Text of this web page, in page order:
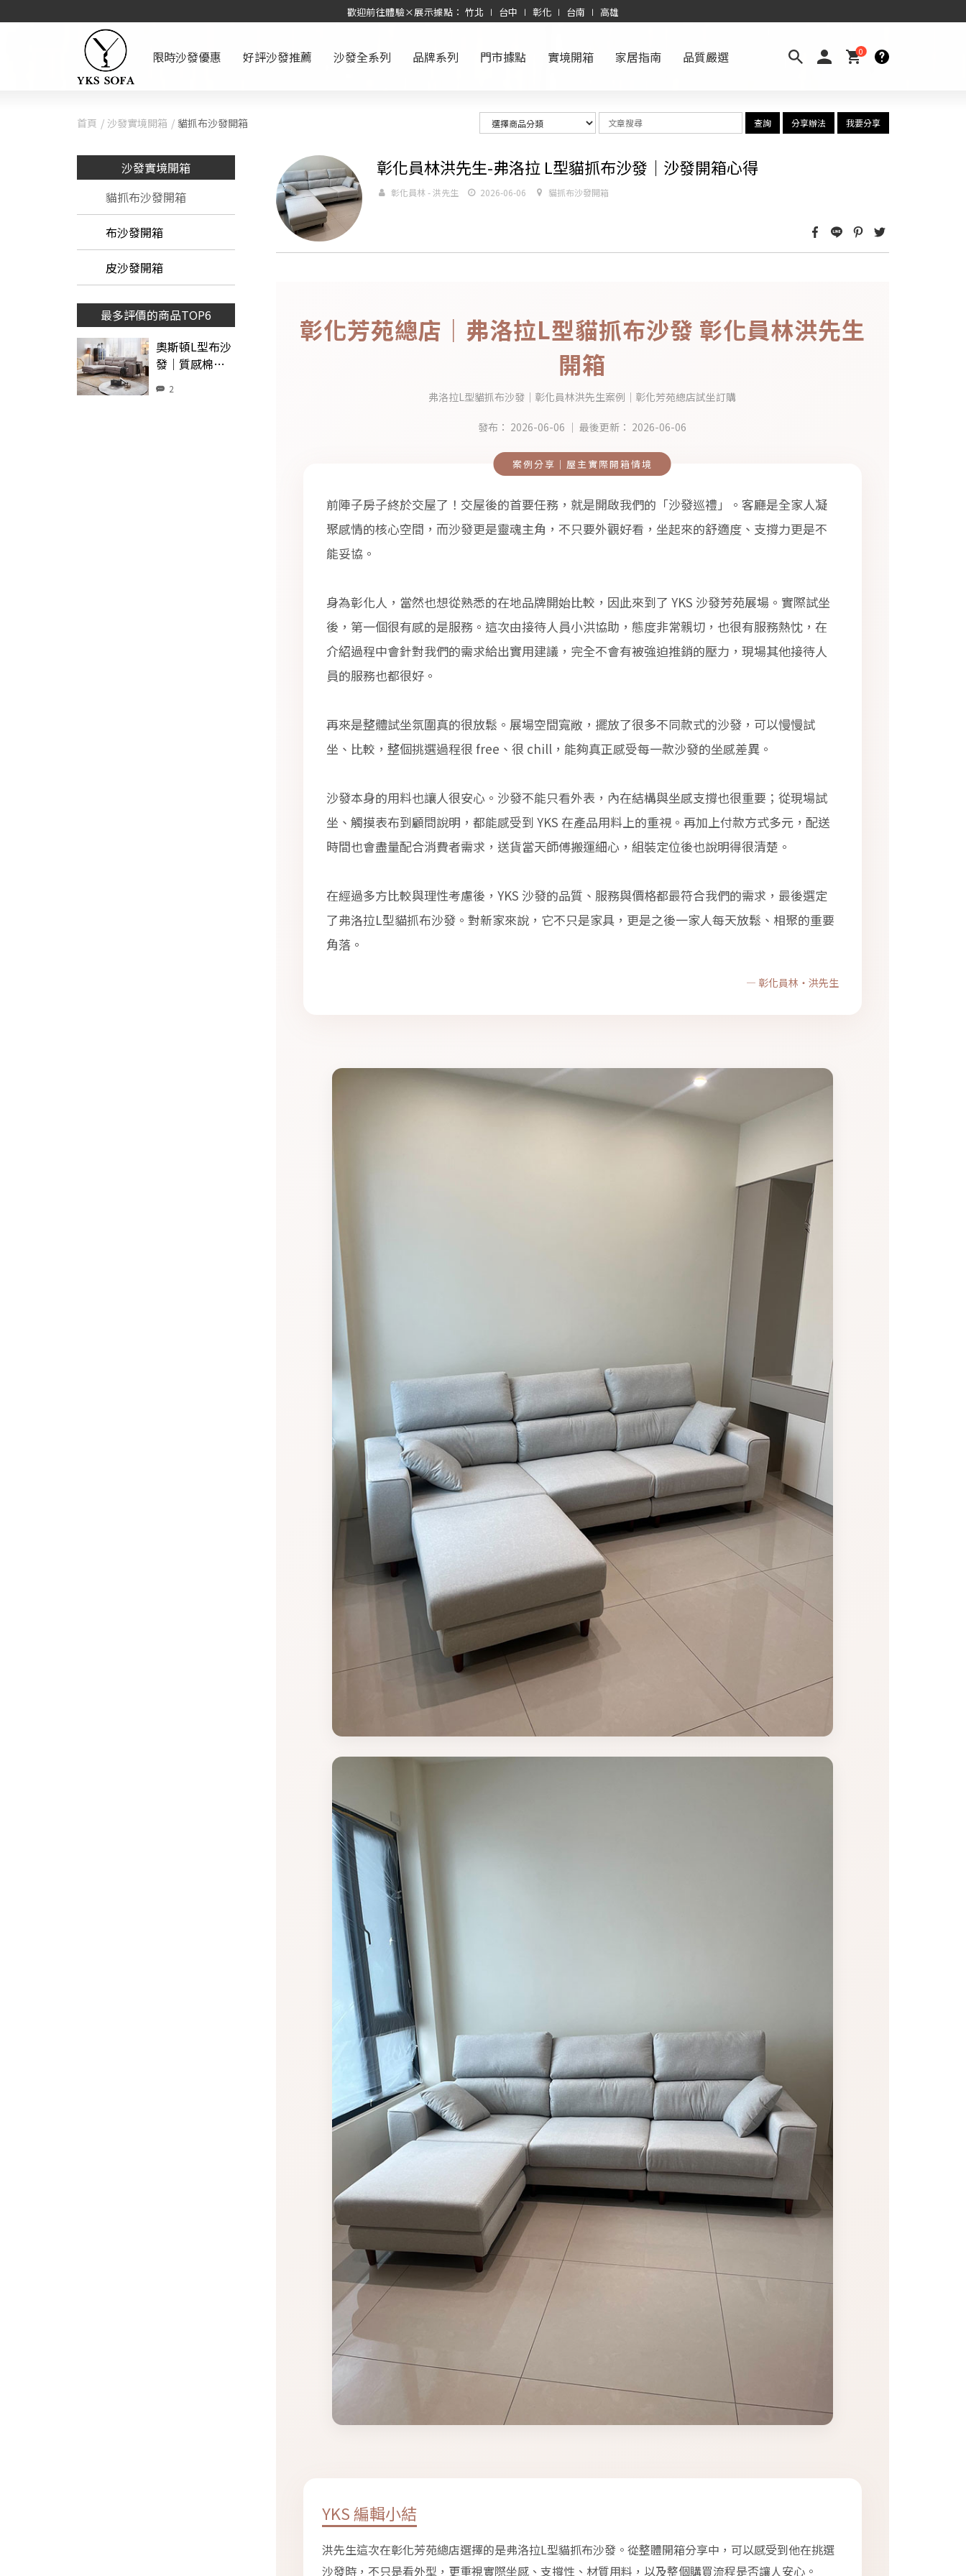
歡迎前往體驗×展示據點： 竹北 ∣ 台中 ∣ 彰化 ∣ 台南 ∣ 高雄
限時沙發優惠 好評沙發推薦 沙發全系列 品牌系列 門市據點 實境開箱 家居指南 品質嚴選 0
首頁 沙發實境開箱 貓抓布沙發開箱 查詢 分享辦法 我要分享
沙發實境開箱
貓抓布沙發開箱
布沙發開箱
皮沙發開箱
最多評價的商品TOP6
奧斯頓L型布沙
發｜質感棉麻
布 × 高密度彈
力坐墊 × 穩固
2
彰化員林洪先生-弗洛拉 L型貓抓布沙發｜沙發開箱心得
彰化員林 - 洪先生 2026-06-06 貓抓布沙發開箱
彰化芳苑總店｜弗洛拉L型貓抓布沙發 彰化員林洪先生
開箱
弗洛拉L型貓抓布沙發｜彰化員林洪先生案例｜彰化芳苑總店試坐訂購
發布： 2026-06-06 ｜ 最後更新： 2026-06-06
案例分享｜屋主實際開箱情境
前陣子房子終於交屋了！交屋後的首要任務，就是開啟我們的「沙發巡禮」。客廳是全家人凝
聚感情的核心空間，而沙發更是靈魂主角，不只要外觀好看，坐起來的舒適度、支撐力更是不
能妥協。
身為彰化人，當然也想從熟悉的在地品牌開始比較，因此來到了 YKS 沙發芳苑展場。實際試坐
後，第一個很有感的是服務。這次由接待人員小洪協助，態度非常親切，也很有服務熱忱，在
介紹過程中會針對我們的需求給出實用建議，完全不會有被強迫推銷的壓力，現場其他接待人
員的服務也都很好。
再來是整體試坐氛圍真的很放鬆。展場空間寬敞，擺放了很多不同款式的沙發，可以慢慢試
坐、比較，整個挑選過程很 free、很 chill，能夠真正感受每一款沙發的坐感差異。
沙發本身的用料也讓人很安心。沙發不能只看外表，內在結構與坐感支撐也很重要；從現場試
坐、觸摸表布到顧問說明，都能感受到 YKS 在產品用料上的重視。再加上付款方式多元，配送
時間也會盡量配合消費者需求，送貨當天師傅搬運細心，組裝定位後也說明得很清楚。
在經過多方比較與理性考慮後，YKS 沙發的品質、服務與價格都最符合我們的需求，最後選定
了弗洛拉L型貓抓布沙發。對新家來說，它不只是家具，更是之後一家人每天放鬆、相聚的重要
角落。
— 彰化員林・洪先生
YKS 編輯小結
洪先生這次在彰化芳苑總店選擇的是弗洛拉L型貓抓布沙發。從整體開箱分享中，可以感受到他在挑選
沙發時，不只是看外型，更重視實際坐感、支撐性、材質用料，以及整個購買流程是否讓人安心。